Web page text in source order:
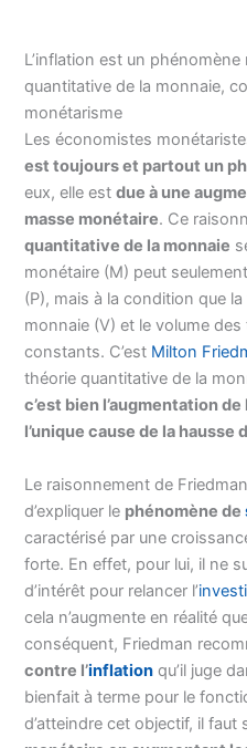
L’inflation est un
quantitative de la monnaie,
monétarisme
Les économistes
est toujours et partout un
eux, elle estdue à une
masse monétaire. Ce
quantitative de la monnaie
monétaire (M) peut
(P), mais à la condition que
monnaie (V) et le volume
constants. C’est Milton
théorie quantitative de la
c’est bien l’augmentation
l’unique cause de la hausse
Le raisonnement de
d’expliquer le phénomène de
caractérisé par une
forte. En effet, pour lui, il ne
d’intérêt pour relancer l’
cela n’augmente en réalité
conséquent, Friedman
contre l’inflation qu’il juge
bienfait à terme pour le
d’atteindre cet objectif, il faut